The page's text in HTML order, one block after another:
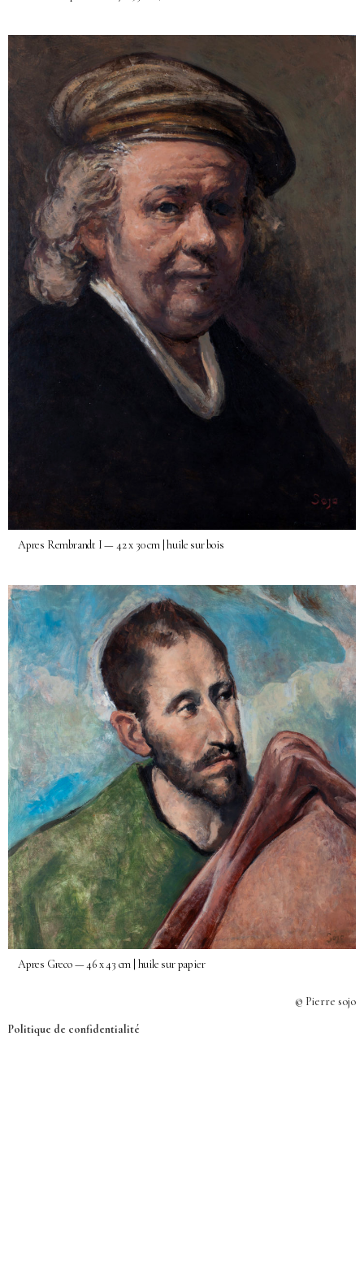
Apres Rembrandt I — 42 x 30 cm | huile sur bois
Apres Greco — 46 x 43 cm | huile sur papier
© Pierre sojo
Politique de confidentialité